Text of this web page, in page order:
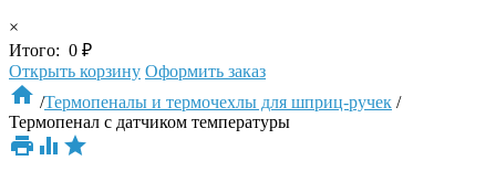
×
Итого: 0 ₽
Открыть корзину Оформить заказ
 /Термопеналы и термочехлы для шприц-ручек /
Термопенал с датчиком температуры
  